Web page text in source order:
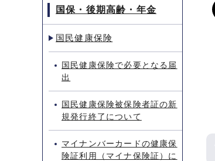
国保・後期高齢・年金
国民健康保険
国民健康保険で必要となる届
出
国民健康保険被保険者証の新
規発行終了について
マイナンバーカードの健康保
険証利用（マイナ保険証）に